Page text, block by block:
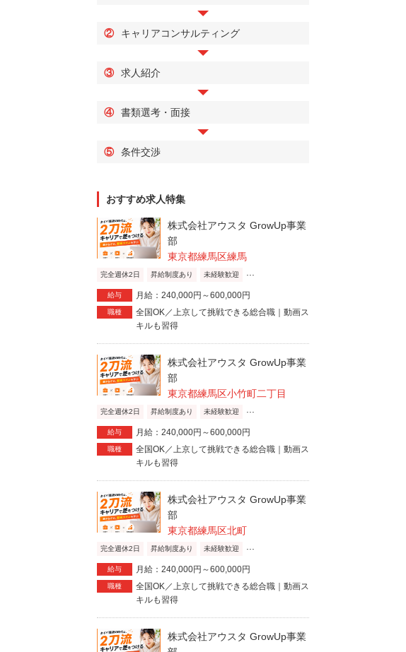
② キャリアコンサルティング
③ 求人紹介
④ 書類選考・面接
⑤ 条件交渉
おすすめ求人特集
株式会社アウスタ GrowUp事業
部
東京都練馬区練馬
完全週休2日 昇給制度あり 未経験歓迎
給与 月給：240,000円～600,000円
職種
全国OK／上京して挑戦できる総合職｜動画ス
キルも習得
株式会社アウスタ GrowUp事業
部
東京都練馬区小竹町二丁目
完全週休2日 昇給制度あり 未経験歓迎
給与 月給：240,000円～600,000円
職種
全国OK／上京して挑戦できる総合職｜動画ス
キルも習得
株式会社アウスタ GrowUp事業
部
東京都練馬区北町
完全週休2日 昇給制度あり 未経験歓迎
給与 月給：240,000円～600,000円
職種
全国OK／上京して挑戦できる総合職｜動画ス
キルも習得
株式会社アウスタ GrowUp事業